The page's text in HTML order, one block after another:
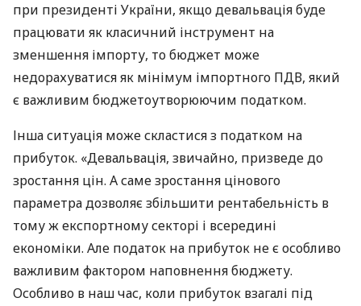
при президенті України, якщо девальвація буде
працювати як класичний інструмент на
зменшення імпорту, то бюджет може
недорахуватися як мінімум імпортного ПДВ, який
є важливим бюджетоутворюючим податком.
Інша ситуація може скластися з податком на
прибуток. «Девальвація, звичайно, призведе до
зростання цін. А саме зростання цінового
параметра дозволяє збільшити рентабельність в
тому ж експортному секторі і всередині
економіки. Але податок на прибуток не є особливо
важливим фактором наповнення бюджету.
Особливо в наш час, коли прибуток взагалі під